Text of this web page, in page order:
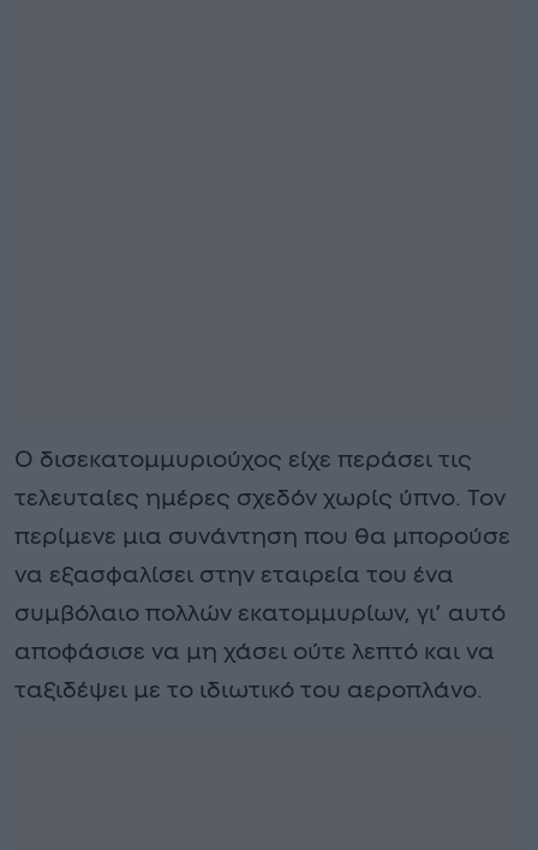
Ο δισεκατομμυριούχος είχε περάσει τις
τελευταίες ημέρες σχεδόν χωρίς ύπνο. Τον
περίμενε μια συνάντηση που θα μπορούσε
να εξασφαλίσει στην εταιρεία του ένα
συμβόλαιο πολλών εκατομμυρίων, γι’ αυτό
αποφάσισε να μη χάσει ούτε λεπτό και να
ταξιδέψει με το ιδιωτικό του αεροπλάνο.